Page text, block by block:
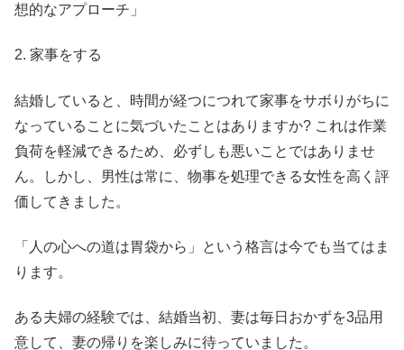
想的なアプローチ」
2. 家事をする
結婚していると、時間が経つにつれて家事をサボりがちに
なっていることに気づいたことはありますか? これは作業
負荷を軽減できるため、必ずしも悪いことではありませ
ん。しかし、男性は常に、物事を処理できる女性を高く評
価してきました。
「人の心への道は胃袋から」という格言は今でも当てはま
ります。
ある夫婦の経験では、結婚当初、妻は毎日おかずを3品用
意して、妻の帰りを楽しみに待っていました。